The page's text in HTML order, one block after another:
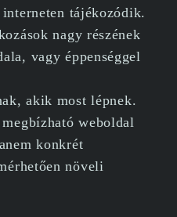
tájékozódik.
nagy részének
vagy éppenséggel
akik most lépnek.
weboldal
konkrét
növeli